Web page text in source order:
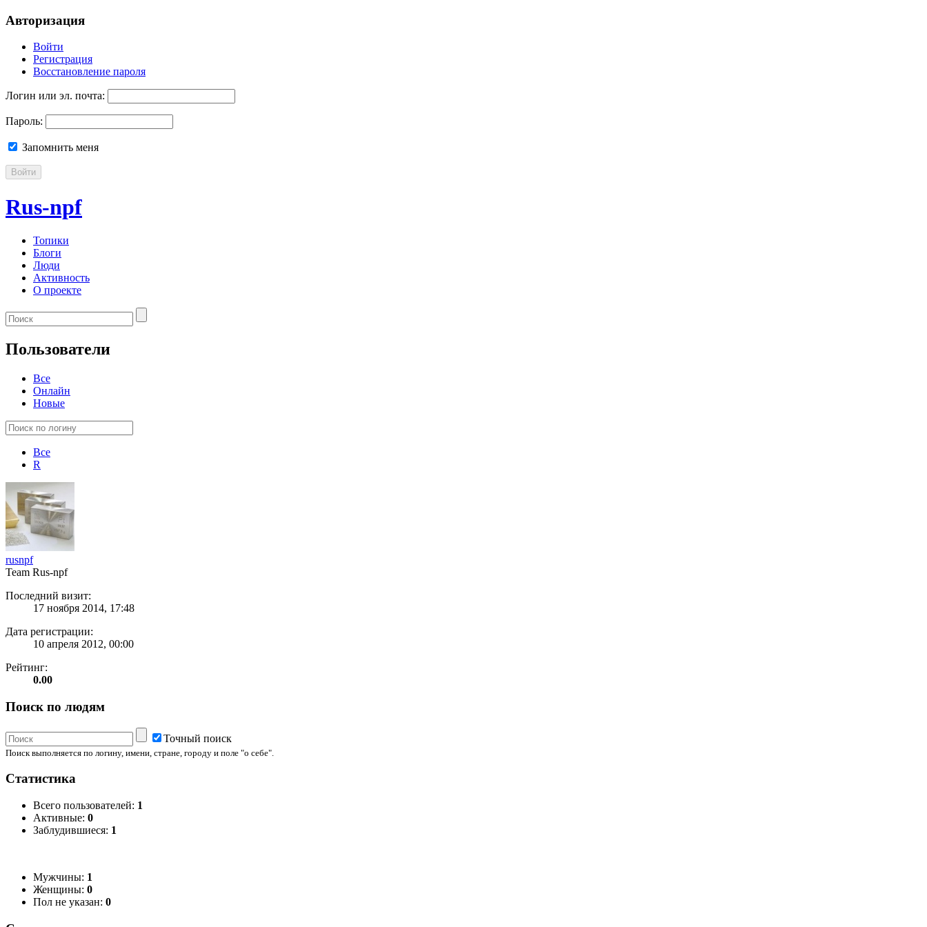
Авторизация
Войти
Регистрация
Восстановление пароля
Логин или эл. почта:
Пароль:
Запомнить меня
Войти
Rus-npf
Топики
Блоги
Люди
Активность
О проекте
Пользователи
Все
Онлайн
Новые
Все
R
rusnpf
Team Rus-npf
Последний визит:
17 ноября 2014, 17:48
Дата регистрации:
10 апреля 2012, 00:00
Рейтинг:
0.00
Поиск по людям
Точный поиск
Поиск выполняется по логину, имени, стране, городу и поле "о себе".
Статистика
Всего пользователей: 1
Активные: 0
Заблудившиеся: 1
Мужчины: 1
Женщины: 0
Пол не указан: 0